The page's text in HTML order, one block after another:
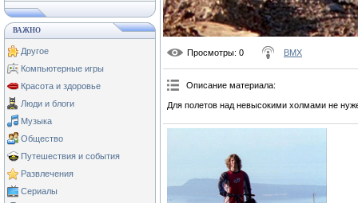
ВАЖНО
Другое
Компьютерные игры
Красота и здоровье
Люди и блоги
Музыка
Общество
Путешествия и события
Развлечения
Сериалы
Просмотры: 0 BMX
Описание материала:
Для полетов над невысокими холмами не